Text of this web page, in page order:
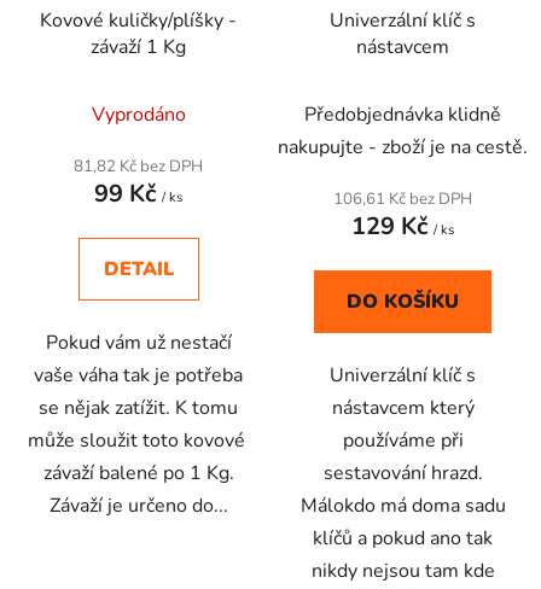
Kovové kuličky/plíšky -
závaží 1 Kg
Vyprodáno
81,82 Kč bez DPH
99 Kč / ks
DETAIL
Pokud vám už nestačí
vaše váha tak je potřeba
se nějak zatížit. K tomu
může sloužit toto kovové
závaží balené po 1 Kg.
Závaží je určeno do...
Univerzální klíč s
nástavcem
Předobjednávka klidně
nakupujte - zboží je na cestě.
106,61 Kč bez DPH
129 Kč / ks
DO KOŠÍKU
Univerzální klíč s
nástavcem který
používáme při
sestavování hrazd.
Málokdo má doma sadu
klíčů a pokud ano tak
nikdy nejsou tam kde